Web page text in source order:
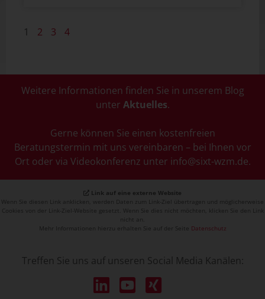
1 2 3 4
Weitere Informationen finden Sie in unserem Blog
unter Aktuelles.
Gerne können Sie einen kostenfreien
Beratungstermin mit uns vereinbaren – bei Ihnen vor
Ort oder via Videokonferenz unter info@sixt-wzm.de.
Link auf eine externe Website
Wenn Sie diesen Link anklicken, werden Daten zum Link-Ziel übertragen und möglicherweise
Cookies von der Link-Ziel-Website gesetzt. Wenn Sie dies nicht möchten, klicken Sie den Link
nicht an.
Mehr Informationen hierzu erhalten Sie auf der Seite Datenschutz
Treffen Sie uns auf unseren Social Media Kanälen: